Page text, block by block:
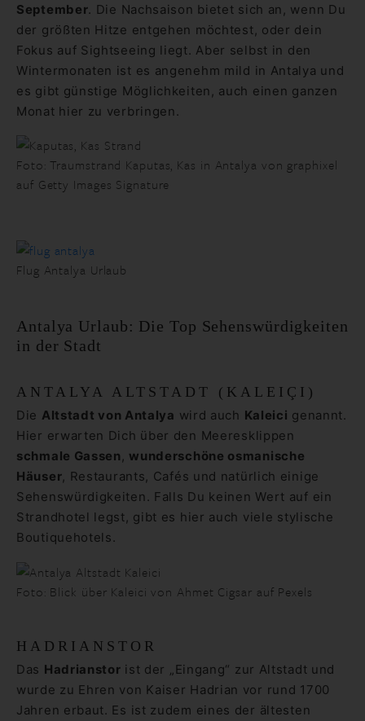
September . Die Nachsaison bietet sich an, wenn Du
der größten Hitze entgehen möchtest, oder dein
Fokus auf Sightseeing liegt. Aber selbst in den
Wintermonaten ist es angenehm mild in Antalya und
es gibt günstige Möglichkeiten, auch einen ganzen
Monat hier zu verbringen.
Foto: Traumstrand Kaputas, Kas in Antalya von graphixel
auf Getty Images Signature
Flug Antalya Urlaub
Antalya Urlaub: Die Top Sehenswürdigkeiten
in der Stadt
ANTALYA ALTSTADT (KALEIÇI)
Die Altstadt von Antalya wird auch Kaleici genannt.
Hier erwarten Dich über den Meeresklippen
schmale Gassen , wunderschöne osmanische
Häuser, Restaurants, Cafés und natürlich einige
Sehenswürdigkeiten. Falls Du keinen Wert auf ein
Strandhotel legst, gibt es hier auch viele stylische
Boutiquehotels.
Foto: Blick über Kaleici von Ahmet Cigsar auf Pexels
HADRIANSTOR
Das Hadrianstor ist der „Eingang“ zur Altstadt und
wurde zu Ehren von Kaiser Hadrian vor rund 1700
Jahren erbaut. Es ist zudem eines der ältesten